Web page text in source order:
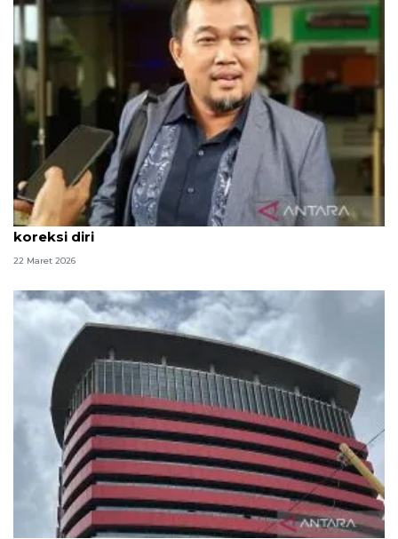
Alihkan penahanan Yaqut, MAKI ingatkan KPK
koreksi diri
22 Maret 2026
KPK beri kesempatan keluarga 81 tahanan untuk